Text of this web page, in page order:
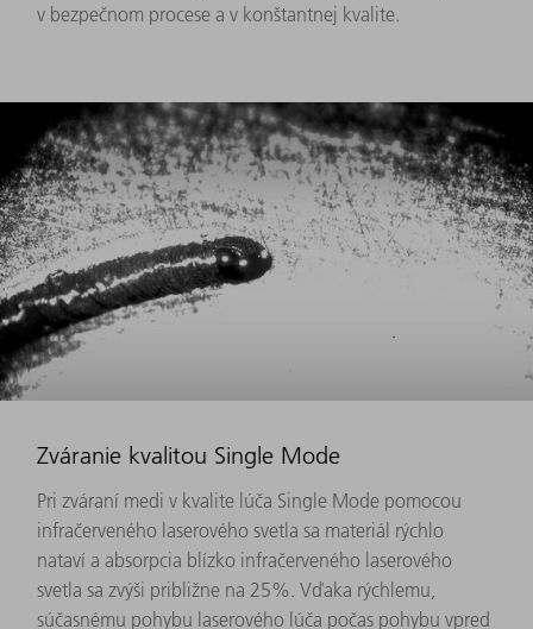
v bezpečnom procese a v konštantnej kvalite.
Zváranie kvalitou Single Mode
Pri zváraní medi v kvalite lúča Single Mode pomocou
infračerveného laserového svetla sa materiál rýchlo
nataví a absorpcia blízko infračerveného laserového
svetla sa zvýši približne na 25%. Vďaka rýchlemu,
súčasnému pohybu laserového lúča počas pohybu vpred